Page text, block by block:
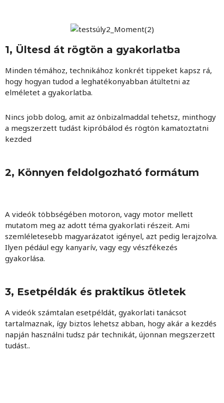
1, Ültesd át rögtön a gyakorlatba
Minden témához, technikához konkrét tippeket kapsz rá,
hogy hogyan tudod a leghatékonyabban átültetni az
elméletet a gyakorlatba.
Nincs jobb dolog, amit az önbizalmaddal tehetsz, minthogy
a megszerzett tudást kipróbálod és rögtön kamatoztatni
kezded
2, Könnyen feldolgozható formátum
A videók többségében motoron, vagy motor mellett
mutatom meg az adott téma gyakorlati részeit. Ami
szemléletesebb magyarázatot igényel, azt pedig lerajzolva.
Ilyen pédául egy kanyarív, vagy egy vészfékezés
gyakorlása.
3, Esetpéldák és praktikus ötletek
A videók számtalan esetpéldát, gyakorlati tanácsot
tartalmaznak, így biztos lehetsz abban, hogy akár a kezdés
napján használni tudsz pár technikát, újonnan megszerzett
tudást..